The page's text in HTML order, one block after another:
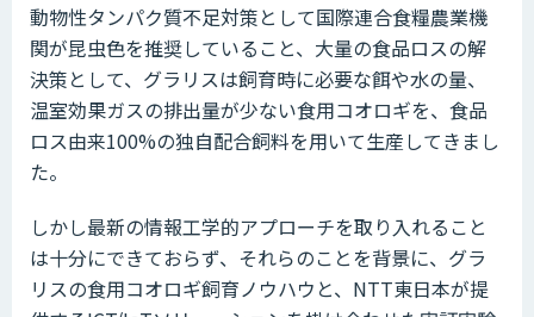
動物性タンパク質不足対策として国際連合食糧農業機
関が昆虫色を推奨していること、大量の食品ロスの解
決策として、グラリスは飼育時に必要な餌や水の量、
温室効果ガスの排出量が少ない食用コオロギを、食品
ロス由来100%の独自配合飼料を用いて生産してきまし
た。
しかし最新の情報工学的アプローチを取り入れること
は十分にできておらず、それらのことを背景に、グラ
リスの食用コオロギ飼育ノウハウと、NTT東日本が提